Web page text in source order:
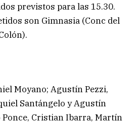
previstos para las 15.30.
son Gimnasia (Conc del
Moyano; Agustín Pezzi,
Santángelo y Agustín
Ponce, Cristian Ibarra, Martín